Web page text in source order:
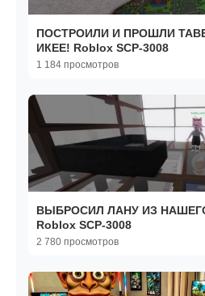
ПОСТРОИЛИ И ПРОШЛИ
ИКЕЕ! Roblox SCP-3008
1 184 просмотров
ВЫБРОСИЛ ЛАНУ ИЗ
Roblox SCP-3008
2 780 просмотров